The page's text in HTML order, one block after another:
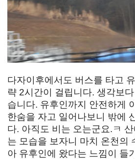
다자이후에서도 버스를 타고
략 2시간이 걸립니다. 생각보
습니다. 유후인까지 안전하게
한숨을 자고 일어나보니 밖에
다. 아직도 비는 오는군요.ㅋ
는 모습을 보자니 마치 온천의
아 유후인에 왔다는 느낌이 들